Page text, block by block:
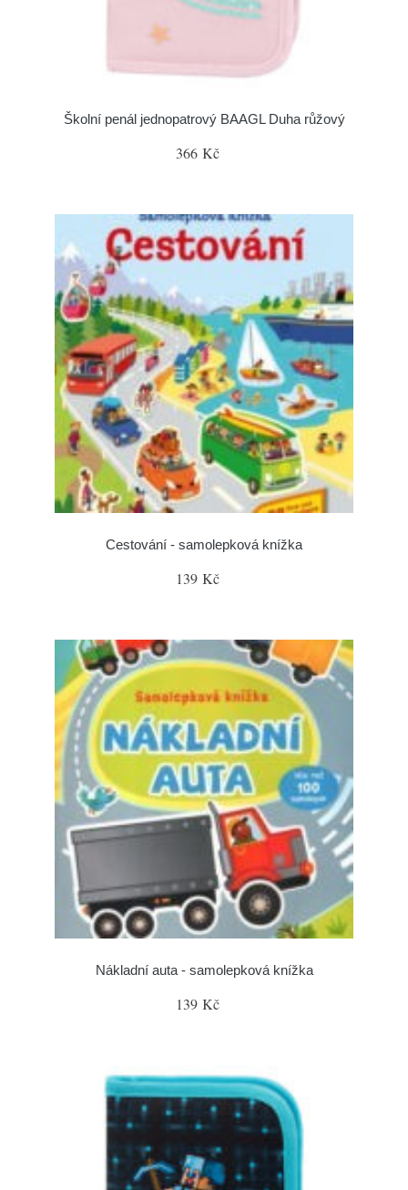
Školní penál jednopatrový BAAGL Duha růžový
366 Kč
Cestování - samolepková knížka
139 Kč
Nákladní auta - samolepková knížka
139 Kč